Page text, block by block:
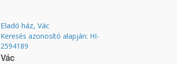
Eladó ház, Vác
Keresés azonosító alapján: HI-
2594189
Vác